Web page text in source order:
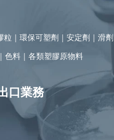
粒｜環保可塑劑｜安定劑｜滑劑
色料｜各類塑膠原物料
口業務